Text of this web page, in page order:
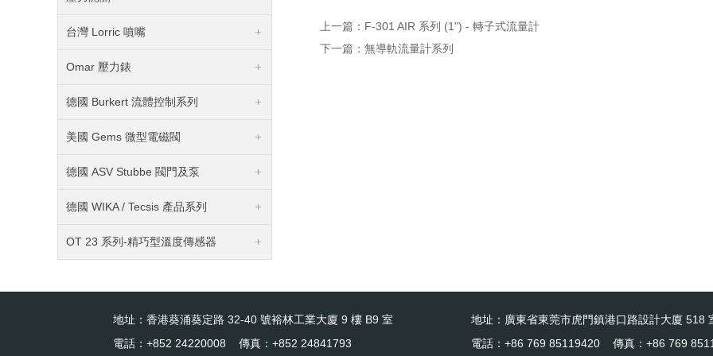
台灣 Lorric 噴嘴
Omar 壓力錶
德國 Burkert 流體控制系列
美國 Gems 微型電磁閥
德國 ASV Stubbe 閥門及泵
德國 WIKA / Tecsis 產品系列
OT 23 系列-精巧型溫度傳感器
上一篇： F-301 AIR 系列 (1") - 轉子式流量計
下一篇： 無導軌流量計系列
地址：香港葵涌葵定路 32-40 號裕林工業大廈 9 樓 B9 室
電話：+852 24220008 傳真：+852 24841793
地址：廣東省東莞市虎門鎮港口路設計大廈 518
電話：+86 769 85119420 傳真：+86 769